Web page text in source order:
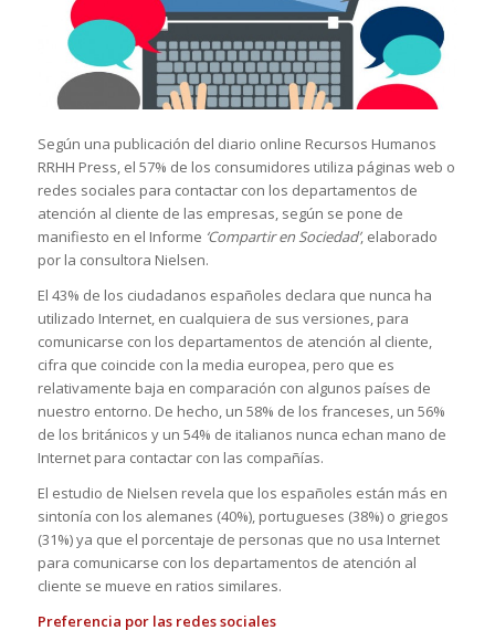
Según una publicación del diario online Recursos Humanos
RRHH Press, el 57% de los consumidores utiliza páginas web o
redes sociales para contactar con los departamentos de
atención al cliente de las empresas, según se pone de
manifiesto en el Informe ‘Compartir en Sociedad’, elaborado
por la consultora Nielsen.
El 43% de los ciudadanos españoles declara que nunca ha
utilizado Internet, en cualquiera de sus versiones, para
comunicarse con los departamentos de atención al cliente,
cifra que coincide con la media europea, pero que es
relativamente baja en comparación con algunos países de
nuestro entorno. De hecho, un 58% de los franceses, un 56%
de los británicos y un 54% de italianos nunca echan mano de
Internet para contactar con las compañías.
El estudio de Nielsen revela que los españoles están más en
sintonía con los alemanes (40%), portugueses (38%) o griegos
(31%) ya que el porcentaje de personas que no usa Internet
para comunicarse con los departamentos de atención al
cliente se mueve en ratios similares.
Preferencia por las redes sociales